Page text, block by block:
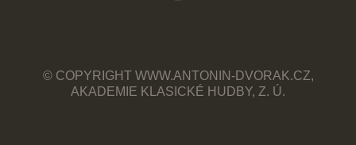
© COPYRIGHT WWW.ANTONIN-DVORAK.CZ,
AKADEMIE KLASICKÉ HUDBY, Z. Ú.